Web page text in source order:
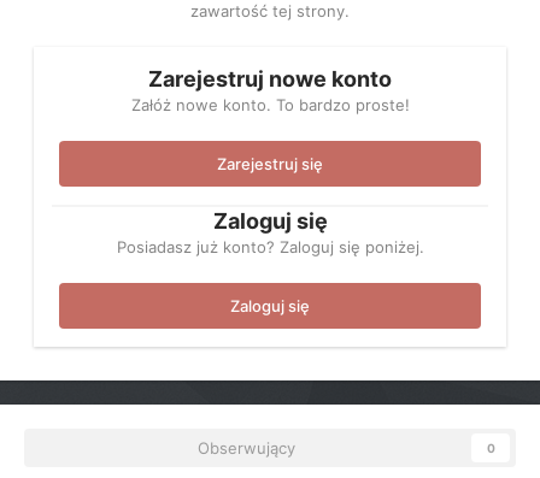
zawartość tej strony.
Zarejestruj nowe konto
Załóż nowe konto. To bardzo proste!
Zarejestruj się
Zaloguj się
Posiadasz już konto? Zaloguj się poniżej.
Zaloguj się
Obserwujący 0